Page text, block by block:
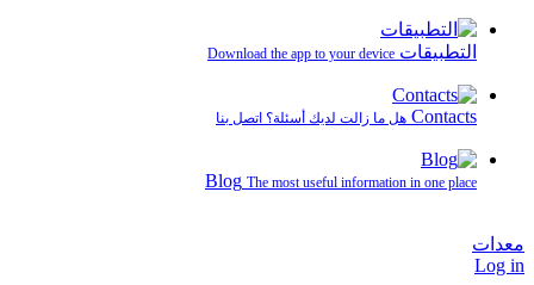
التطبيقات Download the app to your device
Contacts هل ما زالت لديك أسئلة؟ اتصل بنا
Blog The most useful information in one place
معدات
Log in